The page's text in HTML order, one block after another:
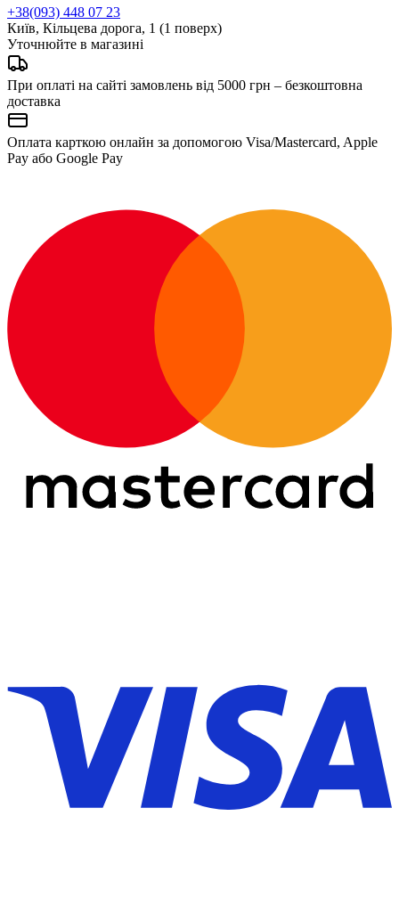
+38(093) 448 07 23
Київ, Кільцева дорога, 1 (1 поверх)
Уточнюйте в магазині
При оплаті на сайті замовлень від 5000 грн – безкоштовна
доставка
Оплата карткою онлайн за допомогою Visa/Mastercard, Apple
Pay або Google Pay